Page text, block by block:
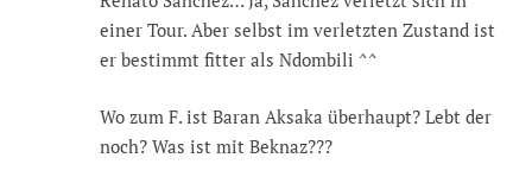
einer Tour. Aber selbst im verletzten Zustand ist
er bestimmt fitter als Ndombili ^^
Wo zum F. ist Baran Aksaka überhaupt? Lebt der
noch? Was ist mit Beknaz???